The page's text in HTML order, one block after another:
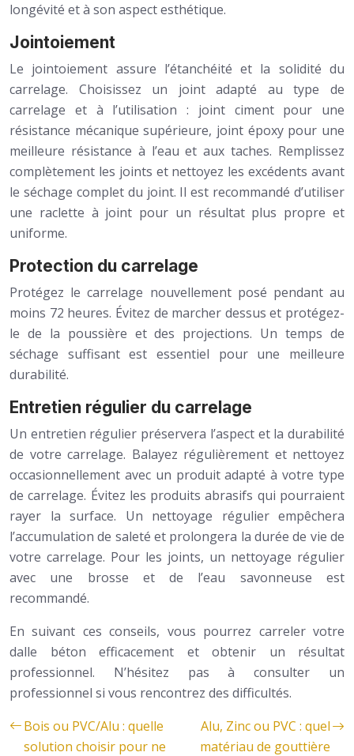
longévité et à son aspect esthétique.
Jointoiement
Le jointoiement assure l’étanchéité et la solidité du
carrelage. Choisissez un joint adapté au type de
carrelage et à l’utilisation : joint ciment pour une
résistance mécanique supérieure, joint époxy pour une
meilleure résistance à l’eau et aux taches. Remplissez
complètement les joints et nettoyez les excédents avant
le séchage complet du joint. Il est recommandé d’utiliser
une raclette à joint pour un résultat plus propre et
uniforme.
Protection du carrelage
Protégez le carrelage nouvellement posé pendant au
moins 72 heures. Évitez de marcher dessus et protégez-
le de la poussière et des projections. Un temps de
séchage suffisant est essentiel pour une meilleure
durabilité.
Entretien régulier du carrelage
Un entretien régulier préservera l’aspect et la durabilité
de votre carrelage. Balayez régulièrement et nettoyez
occasionnellement avec un produit adapté à votre type
de carrelage. Évitez les produits abrasifs qui pourraient
rayer la surface. Un nettoyage régulier empêchera
l’accumulation de saleté et prolongera la durée de vie de
votre carrelage. Pour les joints, un nettoyage régulier
avec une brosse et de l’eau savonneuse est
recommandé.
En suivant ces conseils, vous pourrez carreler votre
dalle béton efficacement et obtenir un résultat
professionnel. N’hésitez pas à consulter un
professionnel si vous rencontrez des difficultés.
Bois ou PVC/Alu : quelle
solution choisir pour ne
Alu, Zinc ou PVC : quel
matériau de gouttière